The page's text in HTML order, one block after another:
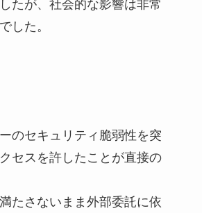
たが、社会的な影響は非常
した。
のセキュリティ脆弱性を突
セスを許したことが直接の
たさないまま外部委託に依